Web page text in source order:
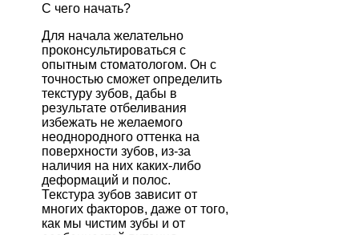
С чего начать?
Для начала желательно
проконсультироваться с
опытным стоматологом. Он с
точностью сможет определить
текстуру зубов, дабы в
результате отбеливания
избежать не желаемого
неоднородного оттенка на
поверхности зубов, из-за
наличия на них каких-либо
деформаций и полос.
Текстура зубов зависит от
многих факторов, даже от того,
как мы чистим зубы и от